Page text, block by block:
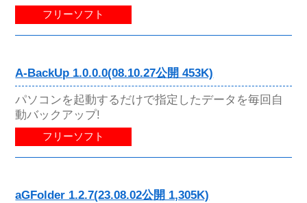
フリーソフト
A-BackUp 1.0.0.0(08.10.27公開 453K)
パソコンを起動するだけで指定したデータを毎回自
動バックアップ!
フリーソフト
aGFolder 1.2.7(23.08.02公開 1,305K)